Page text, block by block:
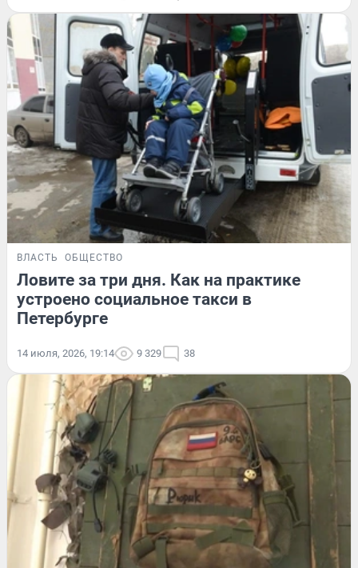
ВЛАСТЬ ОБЩЕСТВО
Ловите за три дня. Как на практике
устроено социальное такси в
Петербурге
14 июля, 2026, 19:14 9 329 38